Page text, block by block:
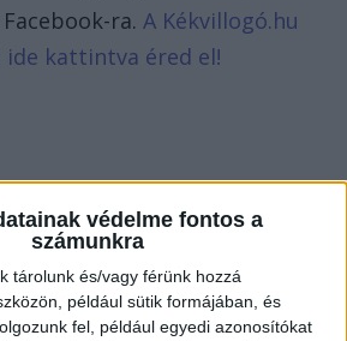
védelme fontos a
számunkra
tárolunk és/vagy férünk hozzá
például sütik formájában, és
fel, például egyedi azonosítókat
ra. A Kékvillogó.hu
kattintva éred el!